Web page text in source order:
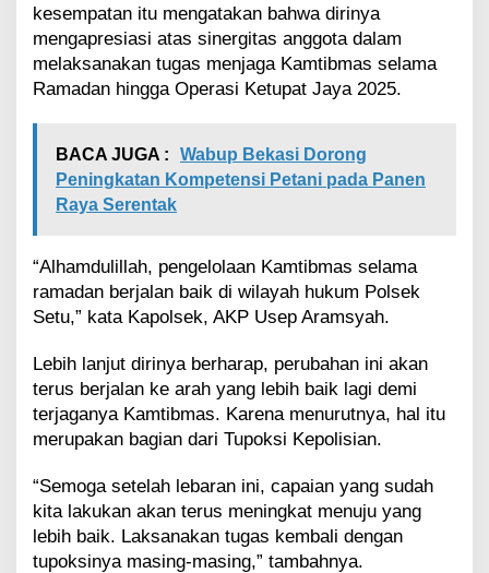
:
M
e
n
r
a
t
k
S
i
l
t
u
r
a
h
i
kesempatan itu mengatakan bahwa dirinya
mengapresiasi atas sinergitas anggota dalam
melaksanakan tugas menjaga Kamtibmas selama
Ramadan hingga Operasi Ketupat Jaya 2025.
BACA JUGA :
Wabup Bekasi Dorong
Peningkatan Kompetensi Petani pada Panen
Raya Serentak
“Alhamdulillah, pengelolaan Kamtibmas selama
ramadan berjalan baik di wilayah hukum Polsek
Setu,” kata Kapolsek, AKP Usep Aramsyah.
Lebih lanjut dirinya berharap, perubahan ini akan
terus berjalan ke arah yang lebih baik lagi demi
terjaganya Kamtibmas. Karena menurutnya, hal itu
merupakan bagian dari Tupoksi Kepolisian.
“Semoga setelah lebaran ini, capaian yang sudah
kita lakukan akan terus meningkat menuju yang
lebih baik. Laksanakan tugas kembali dengan
tupoksinya masing-masing,” tambahnya.